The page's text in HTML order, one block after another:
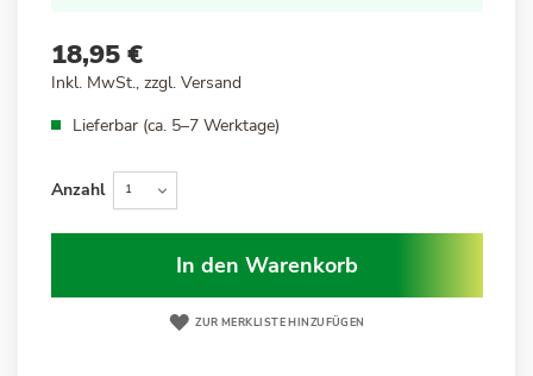
18,95 €
Inkl. MwSt., zzgl. Versand
Lieferbar (ca. 5–7 Werktage)
Anzahl
In den Warenkorb
ZUR MERKLISTE HINZUFÜGEN